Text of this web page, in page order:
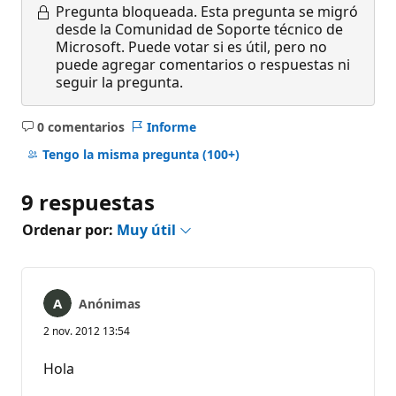
Pregunta bloqueada. Esta pregunta se migró
desde la Comunidad de Soporte técnico de
Microsoft. Puede votar si es útil, pero no
puede agregar comentarios o respuestas ni
seguir la pregunta.
0 comentarios
No
hay
Informe
Tengo la misma pregunta (100+)
9 respuestas
Ordenar por: Muy útil
Anónimas
2 nov. 2012 13:54
Hola